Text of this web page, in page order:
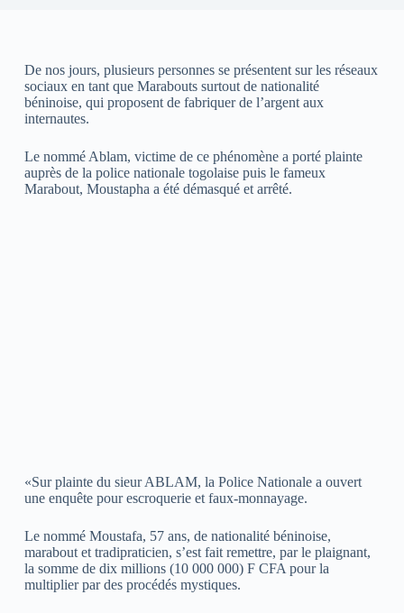
De nos jours, plusieurs personnes se présentent sur les réseaux
sociaux en tant que Marabouts surtout de nationalité
béninoise, qui proposent de fabriquer de l’argent aux
internautes.
Le nommé Ablam, victime de ce phénomène a porté plainte
auprès de la police nationale togolaise puis le fameux
Marabout, Moustapha a été démasqué et arrêté.
«Sur plainte du sieur ABLAM, la Police Nationale a ouvert
une enquête pour escroquerie et faux-monnayage.
Le nommé Moustafa, 57 ans, de nationalité béninoise,
marabout et tradipraticien, s’est fait remettre, par le plaignant,
la somme de dix millions (10 000 000) F CFA pour la
multiplier par des procédés mystiques.